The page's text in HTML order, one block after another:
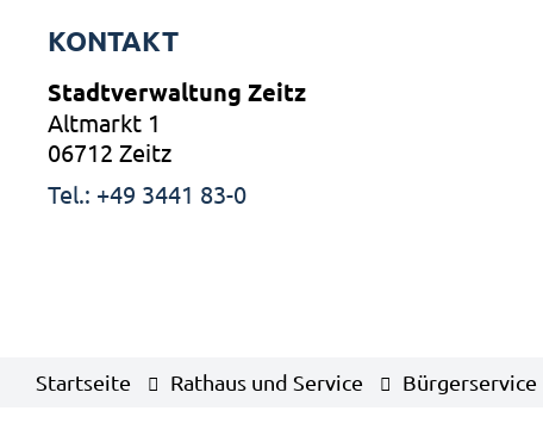
KONTAKT
Stadtverwaltung Zeitz
Altmarkt 1
06712 Zeitz
Tel.: +49 3441 83-0
Startseite Rathaus und Service Bürgerservice